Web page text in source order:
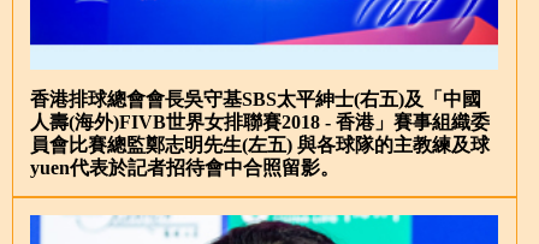
香港排球總會會長吳守基SBS太平紳士(右五)及「中國
人壽(海外)FIVB世界女排聯賽2018 - 香港」賽事組織委
員會比賽總監鄭志明先生(左五) 與各球隊的主教練及球
yuen代表於記者招待會中合照留影。